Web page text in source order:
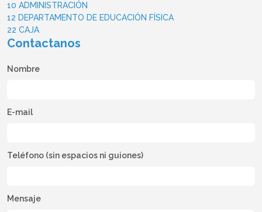
10 ADMINISTRACIÓN
12 DEPARTAMENTO DE EDUCACIÓN FÍSICA
22 CAJA
Contactanos
Nombre
E-mail
Teléfono (sin espacios ni guiones)
Mensaje